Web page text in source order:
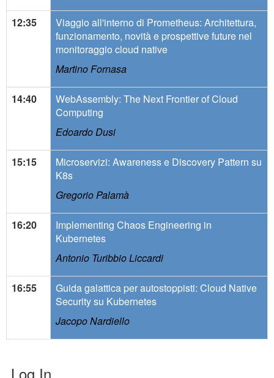
12:35
Viaggio all'interno di Prometheus: Architettura,
funzionamento, novità e prospettive future nel
monitoraggio cloud native
Martino Fornasa
14:40
WebAssembly: The Next Frontier of Cloud
Computing
Edoardo Dusi
15:15
Microservizi: Awareness e Discovery Pattern su
K8s
Gregorio Palamà
16:20
Implementing Chaos Engineering in
Kubernetes
Antonio Turibbio Liccardi
16:55
Guida galattica per autostoppisti: Cloud Native
Security su Kubernetes
Jacopo Nardiello
Log In